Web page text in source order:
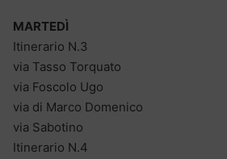
MARTEDÌ
Itinerario N.3
via Tasso Torquato
via Foscolo Ugo
via di Marco Domenico
via Sabotino
Itinerario N.4